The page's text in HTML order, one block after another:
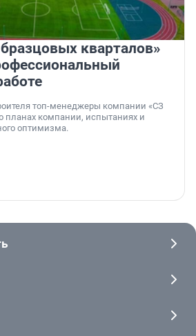
кварталов»
топ-менеджеры компании «СЗ
планах компании, испытаниях и
оптимизма.